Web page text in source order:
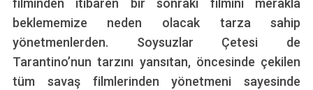
filminden itibaren bir sonraki filmini merakla
beklememize neden olacak tarza sahip
yönetmenlerden. Soysuzlar Çetesi de
Tarantino’nun tarzını yansıtan, öncesinde çekilen
tüm savaş filmlerinden yönetmeni sayesinde